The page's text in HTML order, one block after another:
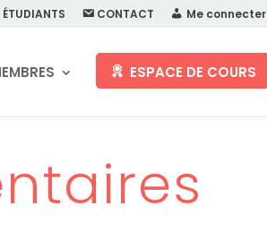
ÉTUDIANTS CONTACT Me connecter
ESPACE DE COURS